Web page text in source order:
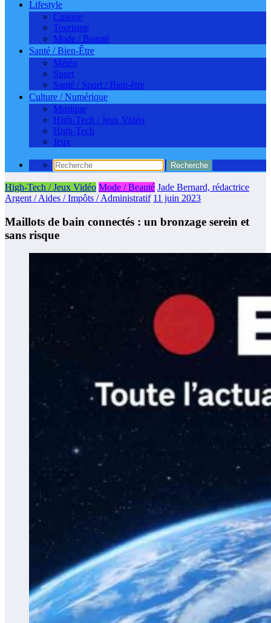
Lifestyle
Cuisine
Tourisme
Mode / Beauté
Santé / Bien-Être
Météo
Sport
Santé / Sport / Bien-être
Culture / Numérique
Musique
High-Tech / Jeux Vidéo
High-Tech
Jeux
High-Tech / Jeux Vidéo Mode / Beauté Jade Bernard, rédactrice
Argent / Aides / Impôts / Administratif 11 juin 2023
Maillots de bain connectés : un bronzage serein et
sans risque